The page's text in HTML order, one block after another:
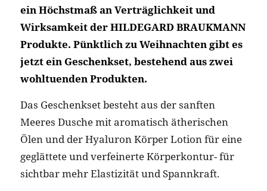
ein Höchstmaß an Verträglichkeit und
Wirksamkeit der HILDEGARD BRAUKMANN
Produkte. Pünktlich zu Weihnachten gibt es
jetzt ein Geschenkset, bestehend aus zwei
wohltuenden Produkten.
Das Geschenkset besteht aus der sanften
Meeres Dusche mit aromatisch ätherischen
Ölen und der Hyaluron Körper Lotion für eine
geglättete und verfeinerte Körperkontur- für
sichtbar mehr Elastizität und Spannkraft.